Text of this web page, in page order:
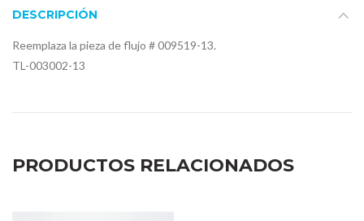
DESCRIPCIÓN
Reemplaza la pieza de flujo # 009519-13.
TL-003002-13
PRODUCTOS RELACIONADOS